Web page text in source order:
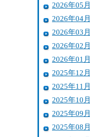
2026年05月
2026年04月
2026年03月
2026年02月
2026年01月
2025年12月
2025年11月
2025年10月
2025年09月
2025年08月